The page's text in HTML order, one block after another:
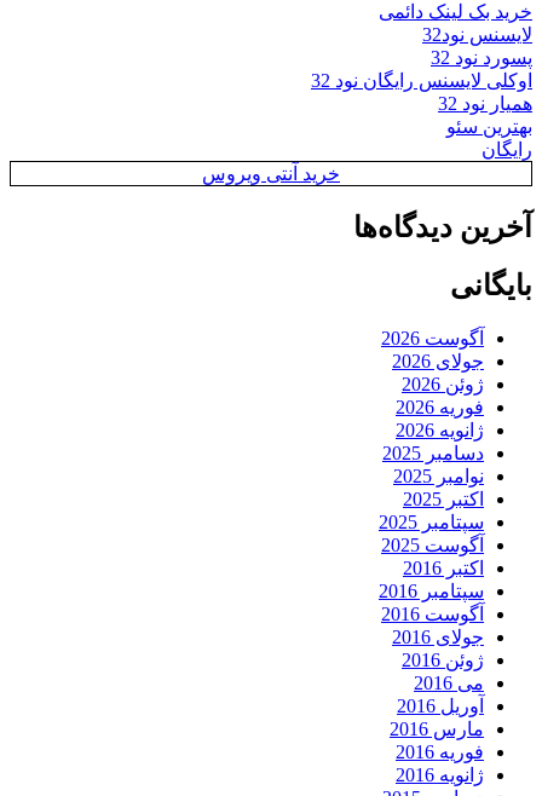
خرید بک لینک دائمی
لایسنس نود32
پسورد نود 32
اوکلی لایسنس رایگان نود 32
همیار نود 32
بهترین سئو
رایگان
خرید آنتی ویروس
آخرین دیدگاه‌ها
بایگانی
آگوست 2026
جولای 2026
ژوئن 2026
فوریه 2026
ژانویه 2026
دسامبر 2025
نوامبر 2025
اکتبر 2025
سپتامبر 2025
آگوست 2025
اکتبر 2016
سپتامبر 2016
آگوست 2016
جولای 2016
ژوئن 2016
می 2016
آوریل 2016
مارس 2016
فوریه 2016
ژانویه 2016